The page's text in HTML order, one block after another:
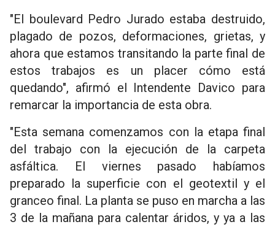
"El boulevard Pedro Jurado estaba destruido,
plagado de pozos, deformaciones, grietas, y
ahora que estamos transitando la parte final de
estos trabajos es un placer cómo está
quedando", afirmó el Intendente Davico para
remarcar la importancia de esta obra.
"Esta semana comenzamos con la etapa final
del trabajo con la ejecución de la carpeta
asfáltica. El viernes pasado habíamos
preparado la superficie con el geotextil y el
granceo final. La planta se puso en marcha a las
3 de la mañana para calentar áridos, y ya a las